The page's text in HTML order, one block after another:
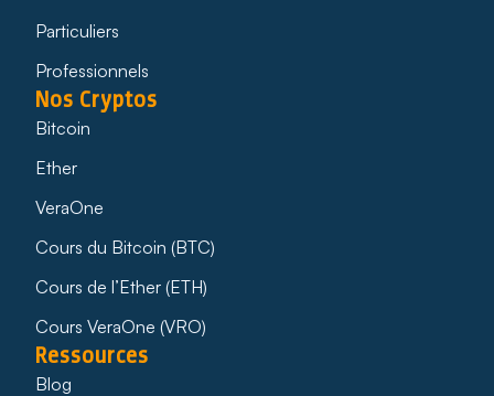
Particuliers
Professionnels
Nos Cryptos
Bitcoin
Ether
VeraOne
Cours du Bitcoin (BTC)
Cours de l’Ether (ETH)
Cours VeraOne (VRO)
Ressources
Blog